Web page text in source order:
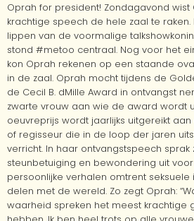
Oprah for president! Zondagavond
krachtige speech de hele zaal te
lippen van de voormalige
stond #metoo centraal. Nog voor het
kon Oprah rekenen op een staande
in de zaal. Oprah mocht tijdens de
de Cecil B. dMille Award in ontvangst
zwarte vrouw aan wie de award wordt
oeuvreprijs wordt jaarlijks uitgereikt
of regisseur die in de loop der jaren
verricht. In haar ontvangstspeech
steunbetuiging en bewondering uit
persoonlijke verhalen omtrent
delen met de wereld. Zo zegt Oprah:
waarheid spreken het meest krachtige